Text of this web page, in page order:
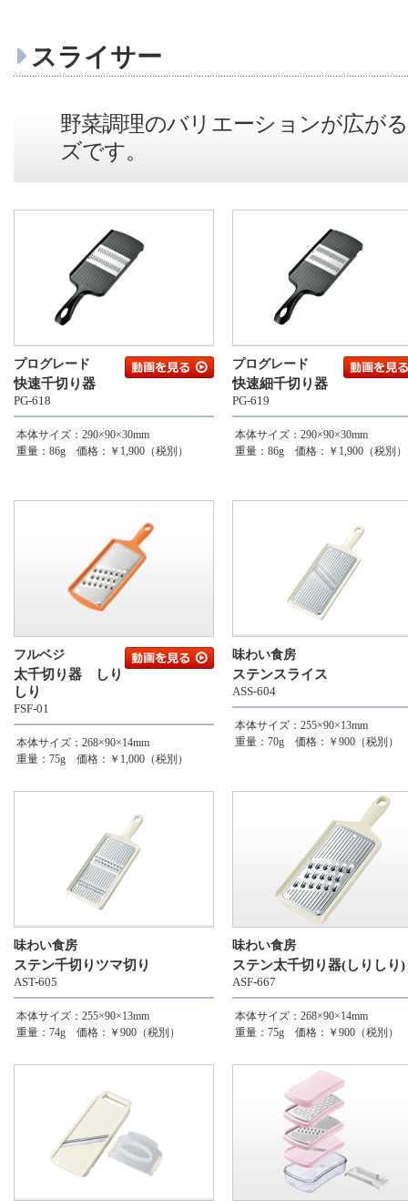
スライサー
野菜調理のバリエーションが広が
ズです。
プログレード
快速千切り器
PG-618
本体サイズ：290×90×30mm
重量：86g 価格：￥1,900（税別）
プログレード
快速細千切り器
PG-619
本体サイズ：290×90×30mm
重量：86g 価格：￥1,900（税別）
フルベジ
太千切り器 しり
しり
FSF-01
本体サイズ：268×90×14mm
重量：75g 価格：￥1,000（税別）
味わい食房
ステンスライス
ASS-604
本体サイズ：255×90×13mm
重量：70g 価格：￥900（税別）
味わい食房
ステン千切りツマ切り
AST-605
本体サイズ：255×90×13mm
重量：74g 価格：￥900（税別）
味わい食房
ステン太千切り器(しりしり)
ASF-667
本体サイズ：268×90×14mm
重量：75g 価格：￥900（税別）